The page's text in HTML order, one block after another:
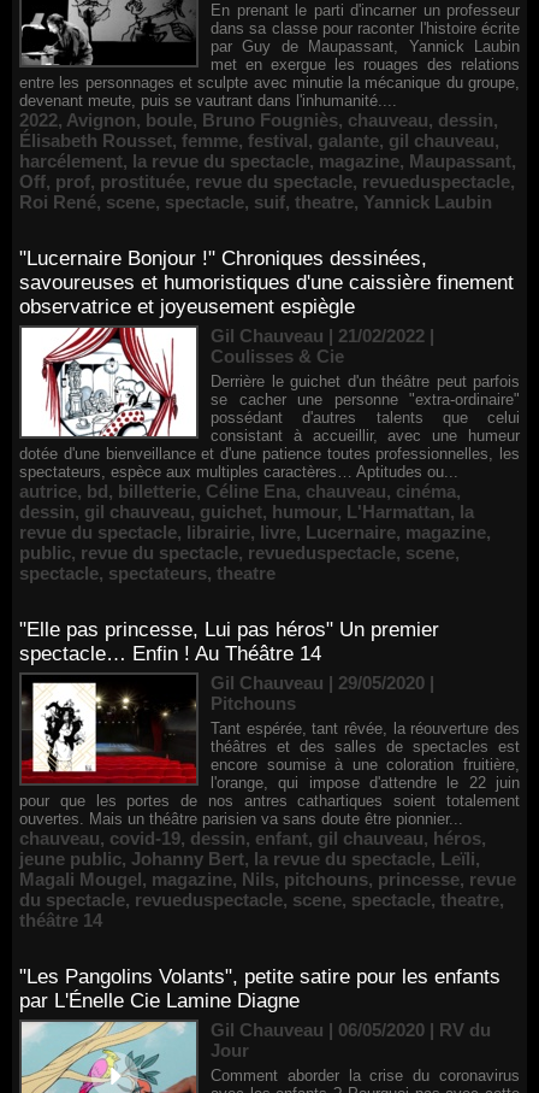
En prenant le parti d'incarner un professeur
dans sa classe pour raconter l'histoire écrite
par Guy de Maupassant, Yannick Laubin
met en exergue les rouages des relations
entre les personnages et sculpte avec minutie la mécanique du groupe,
devenant meute, puis se vautrant dans l'inhumanité....
2022, Avignon, boule, Bruno Fougniès, chauveau, dessin,
Élisabeth Rousset, femme, festival, galante, gil chauveau,
harcélement, la revue du spectacle, magazine, Maupassant,
Off, prof, prostituée, revue du spectacle, revueduspectacle,
Roi René, scene, spectacle, suif, theatre, Yannick Laubin
"Lucernaire Bonjour !" Chroniques dessinées,
savoureuses et humoristiques d'une caissière finement
observatrice et joyeusement espiègle
Gil Chauveau | 21/02/2022 |
Coulisses & Cie
Derrière le guichet d'un théâtre peut parfois
se cacher une personne "extra-ordinaire"
possédant d'autres talents que celui
consistant à accueillir, avec une humeur
dotée d'une bienveillance et d'une patience toutes professionnelles, les
spectateurs, espèce aux multiples caractères… Aptitudes ou...
autrice, bd, billetterie, Céline Ena, chauveau, cinéma,
dessin, gil chauveau, guichet, humour, L'Harmattan, la
revue du spectacle, librairie, livre, Lucernaire, magazine,
public, revue du spectacle, revueduspectacle, scene,
spectacle, spectateurs, theatre
"Elle pas princesse, Lui pas héros" Un premier
spectacle… Enfin ! Au Théâtre 14
Gil Chauveau | 29/05/2020 |
Pitchouns
Tant espérée, tant rêvée, la réouverture des
théâtres et des salles de spectacles est
encore soumise à une coloration fruitière,
l'orange, qui impose d'attendre le 22 juin
pour que les portes de nos antres cathartiques soient totalement
ouvertes. Mais un théâtre parisien va sans doute être pionnier...
chauveau, covid-19, dessin, enfant, gil chauveau, héros,
jeune public, Johanny Bert, la revue du spectacle, Leïli,
Magali Mougel, magazine, Nils, pitchouns, princesse, revue
du spectacle, revueduspectacle, scene, spectacle, theatre,
théâtre 14
"Les Pangolins Volants", petite satire pour les enfants
par L'Énelle Cie Lamine Diagne
Gil Chauveau | 06/05/2020 | RV du
Jour
Comment aborder la crise du coronavirus